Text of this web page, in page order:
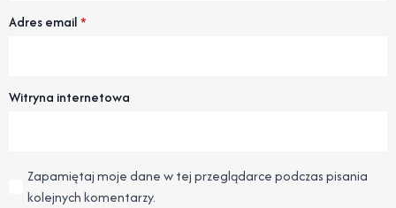
Adres email*
Witryna internetowa
Zapamiętaj moje dane w tej przeglądarce podczas pisania
kolejnych komentarzy.